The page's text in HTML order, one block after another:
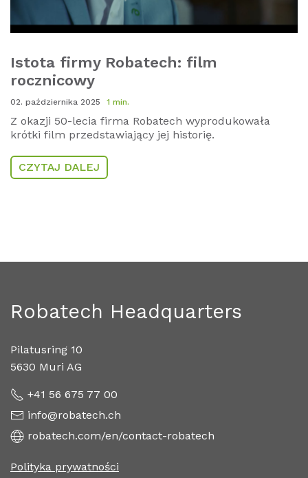
Istota firmy Robatech: film
rocznicowy
02. października 2025 1 min.
Z okazji 50-lecia firma Robatech wyprodukowała
krótki film przedstawiający jej historię.
CZYTAJ DALEJ
Robatech Headquarters
Pilatusring 10
5630 Muri AG
+41 56 675 77 00
info@robatech.ch
robatech.com/en/contact-robatech
Polityka prywatności